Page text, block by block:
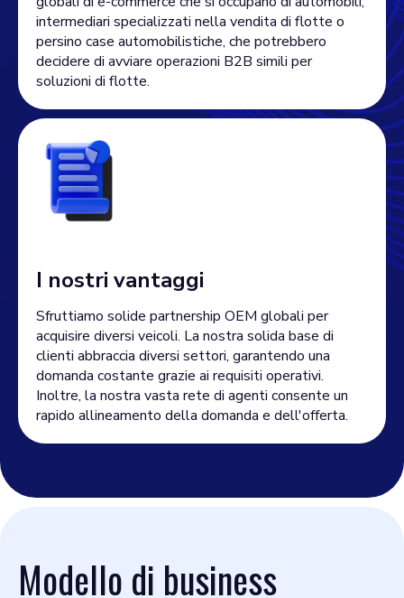
intermediari specializzati nella vendita di flotte o
persino case automobilistiche, che potrebbero
decidere di avviare operazioni B2B simili per
soluzioni di flotte.
I nostri vantaggi
Sfruttiamo solide partnership OEM globali per
acquisire diversi veicoli. La nostra solida base di
clienti abbraccia diversi settori, garantendo una
domanda costante grazie ai requisiti operativi.
Inoltre, la nostra vasta rete di agenti consente un
rapido allineamento della domanda e dell'offerta.
Modello di business